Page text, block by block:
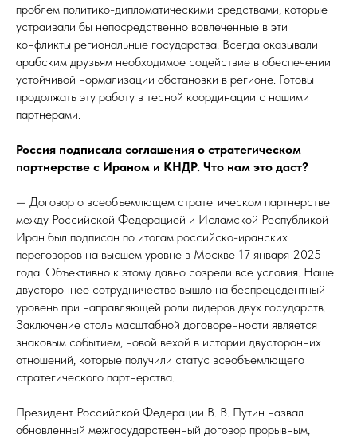
проблем политико-дипломатическими средствами, которые
устраивали бы непосредственно вовлеченные в эти
конфликты региональные государства. Всегда оказывали
арабским друзьям необходимое содействие в обеспечении
устойчивой нормализации обстановки в регионе. Готовы
продолжать эту работу в тесной координации с нашими
партнерами.
Россия подписала соглашения о стратегическом
партнерстве с Ираном и КНДР. Что нам это даст?
— Договор о всеобъемлющем стратегическом партнерстве
между Российской Федерацией и Исламской Республикой
Иран был подписан по итогам российско-иранских
переговоров на высшем уровне в Москве 17 января 2025
года. Объективно к этому давно созрели все условия. Наше
двустороннее сотрудничество вышло на беспрецедентный
уровень при направляющей роли лидеров двух государств.
Заключение столь масштабной договоренности является
знаковым событием, новой вехой в истории двусторонних
отношений, которые получили статус всеобъемлющего
стратегического партнерства.
Президент Российской Федерации В. В. Путин назвал
обновленный межгосударственный договор прорывным,